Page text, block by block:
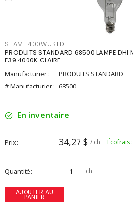
STAMH400WUSTD
PRODUITS STANDARD 68500 LAMPE DHI
E39 4000K CLAIRE
Manufacturier :
PRODUITS STANDARD
# Manufacturier : 68500
En inventaire
Prix 34,27 $ / ch Écofrais
Quantité ch
AJOUTER AU
PANIER